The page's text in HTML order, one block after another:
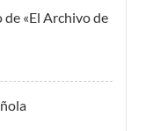
«El Archivo de